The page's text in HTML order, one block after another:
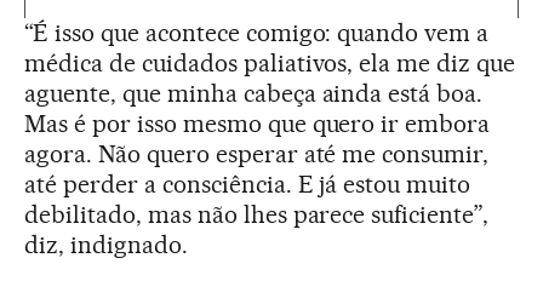
“É isso que acontece comigo: quando vem a
médica de cuidados paliativos, ela me diz que
aguente, que minha cabeça ainda está boa.
Mas é por isso mesmo que quero ir embora
agora. Não quero esperar até me consumir,
até perder a consciência. E já estou muito
debilitado, mas não lhes parece suficiente”,
diz, indignado.